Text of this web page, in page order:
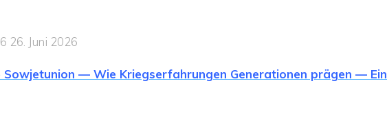
26. Juni 2026
Sowjetunion — Wie Kriegserfahrungen Generationen prägen — Ein